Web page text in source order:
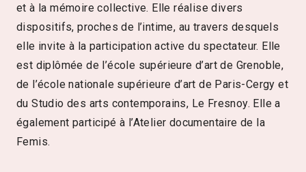
et à la mémoire collective. Elle réalise divers
dispositifs, proches de l’intime, au travers desquels
elle invite à la participation active du spectateur. Elle
est diplômée de l’école supérieure d’art de Grenoble,
de l’école nationale supérieure d’art de Paris-Cergy et
du Studio des arts contemporains, Le Fresnoy. Elle a
également participé à l’Atelier documentaire de la
Femis.